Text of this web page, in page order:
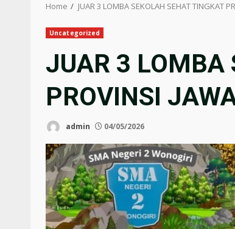
Home JUAR 3 LOMBA SEKOLAH SEHAT TINGKAT
Uncategorized
JUAR 3 LOMBA
PROVINSI
admin 04/05/2026